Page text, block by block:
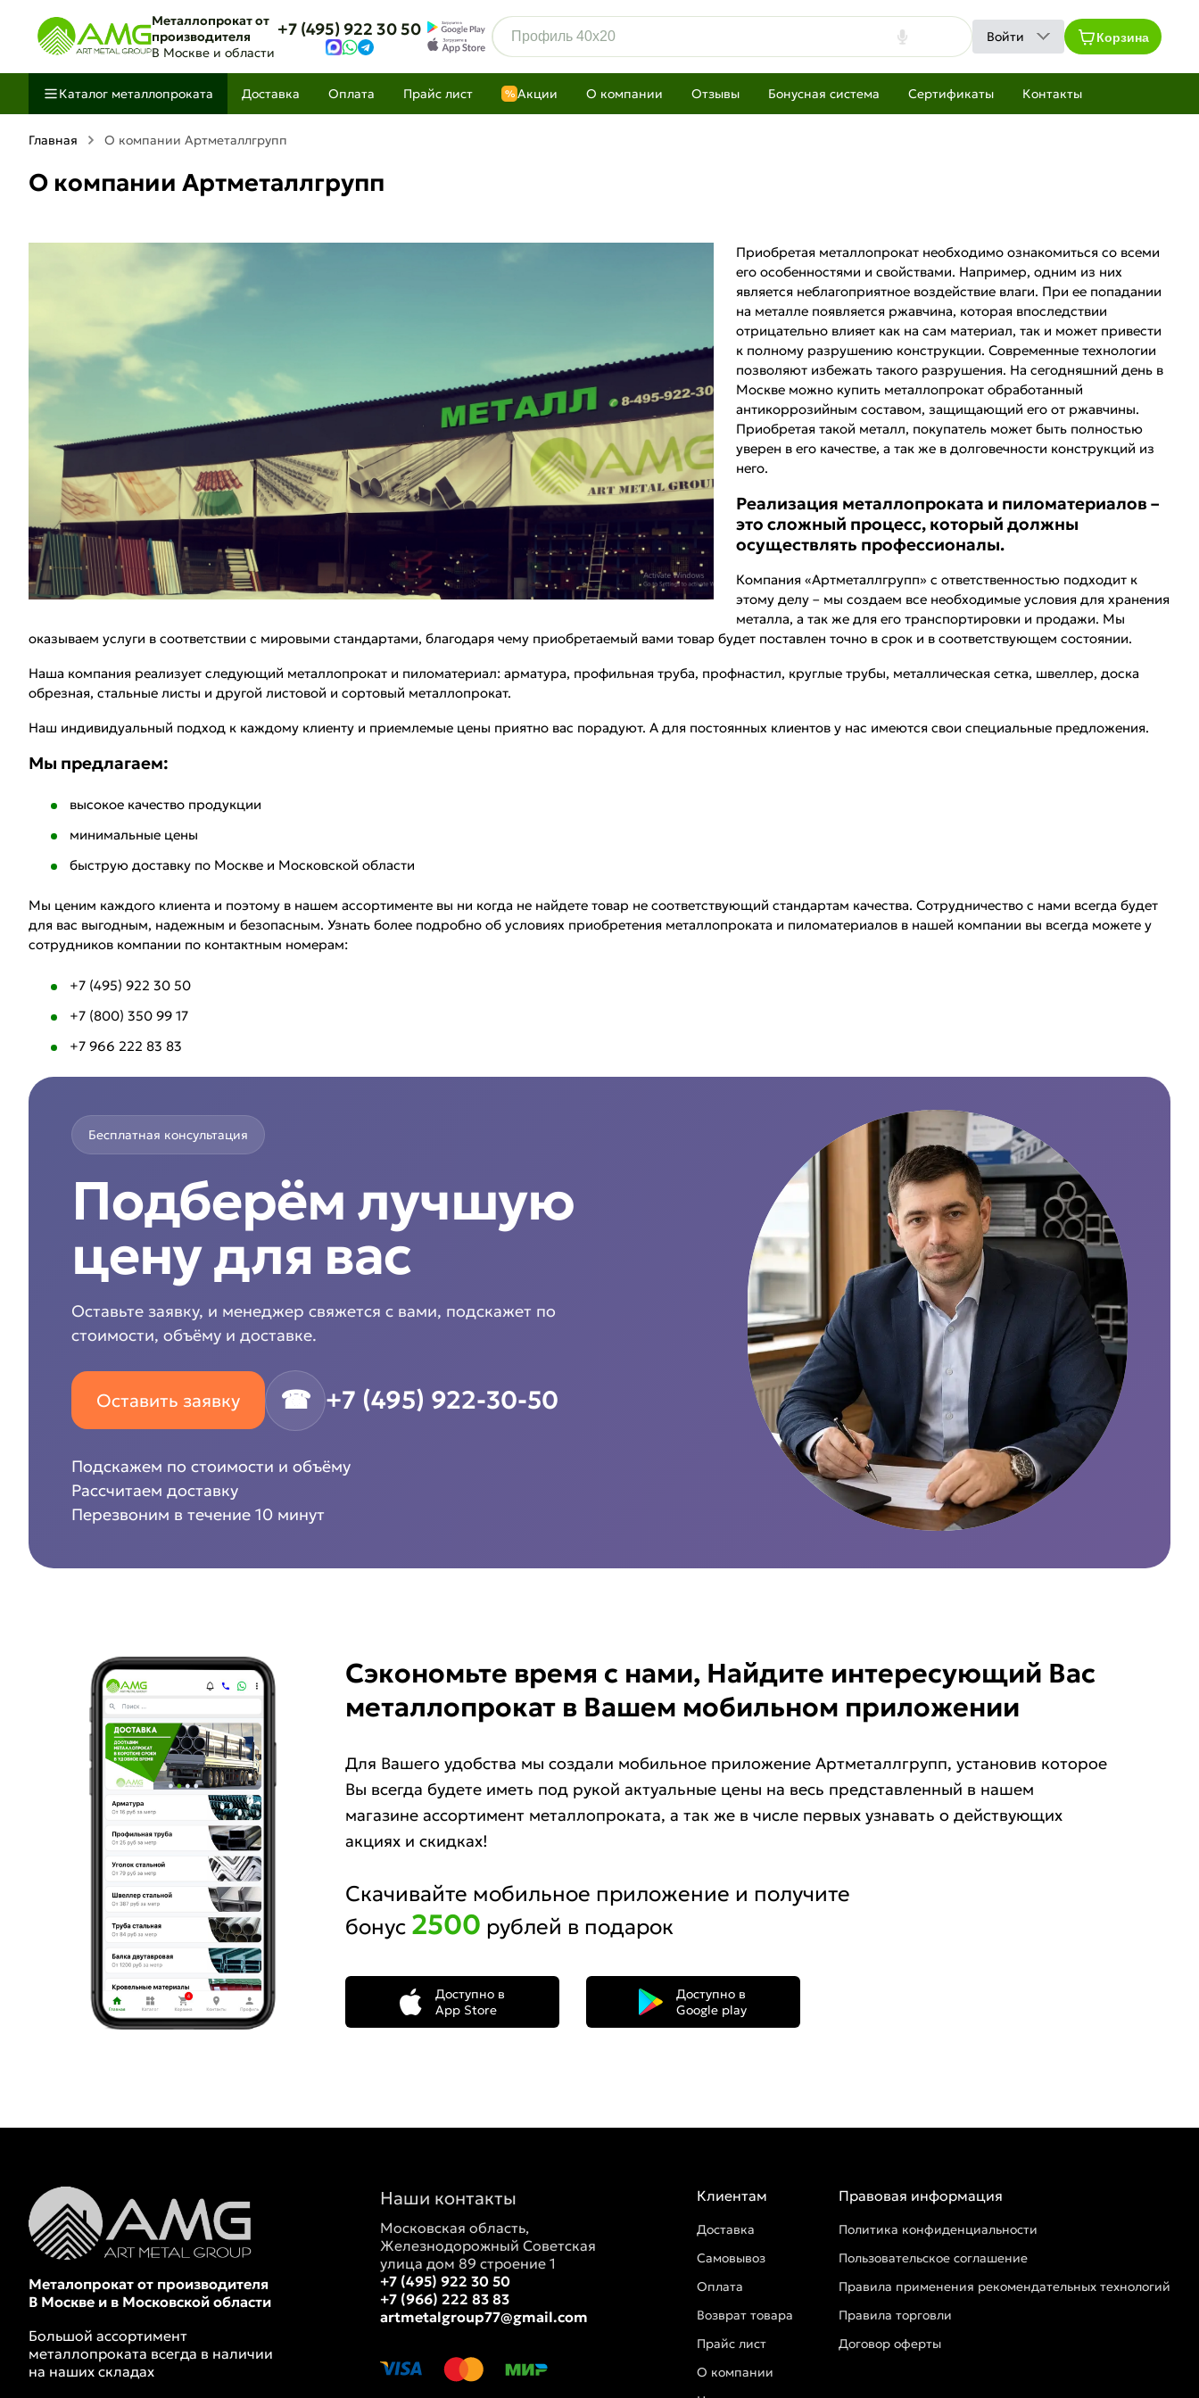
Металлопрокат от
производителя
В Москве и области
+7 (495) 922 30 50 Войти Корзина
Каталог металлопроката Доставка Оплата Прайс лист % Акции О компании Отзывы Бонусная система Сертификаты Контакты
Главная О компании Артметаллгрупп
О компании Артметаллгрупп
Приобретая металлопрокат необходимо ознакомиться со всеми
его особенностями и свойствами. Например, одним из них
является неблагоприятное воздействие влаги. При ее попадании
на металле появляется ржавчина, которая впоследствии
отрицательно влияет как на сам материал, так и может привести
к полному разрушению конструкции. Современные технологии
позволяют избежать такого разрушения. На сегодняшний день в
Москве можно купить металлопрокат обработанный
антикоррозийным составом, защищающий его от ржавчины.
Приобретая такой металл, покупатель может быть полностью
уверен в его качестве, а так же в долговечности конструкций из
него.
Реализация металлопроката и пиломатериалов –
это сложный процесс, который должны
осуществлять профессионалы.
Компания «Артметаллгрупп» с ответственностью подходит к
этому делу – мы создаем все необходимые условия для хранения
металла, а так же для его транспортировки и продажи. Мы
оказываем услуги в соответствии с мировыми стандартами, благодаря чему приобретаемый вами товар будет поставлен точно в срок и в соответствующем состоянии.
Наша компания реализует следующий металлопрокат и пиломатериал: арматура, профильная труба, профнастил, круглые трубы, металлическая сетка, швеллер, доска
обрезная, стальные листы и другой листовой и сортовый металлопрокат.
Наш индивидуальный подход к каждому клиенту и приемлемые цены приятно вас порадуют. А для постоянных клиентов у нас имеются свои специальные предложения.
Мы предлагаем:
высокое качество продукции
минимальные цены
быструю доставку по Москве и Московской области
Мы ценим каждого клиента и поэтому в нашем ассортименте вы ни когда не найдете товар не соответствующий стандартам качества. Сотрудничество с нами всегда будет
для вас выгодным, надежным и безопасным. Узнать более подробно об условиях приобретения металлопроката и пиломатериалов в нашей компании вы всегда можете у
сотрудников компании по контактным номерам:
+7 (495) 922 30 50
+7 (800) 350 99 17
+7 966 222 83 83
Бесплатная консультация
Подберём лучшую
цену для вас
Оставьте заявку, и менеджер свяжется с вами, подскажет по
стоимости, объёму и доставке.
Оставить заявку ☎ +7 (495) 922-30-50
Подскажем по стоимости и объёму
Рассчитаем доставку
Перезвоним в течение 10 минут
Сэкономьте время с нами, Найдите интересующий Ваc
металлопрокат в Вашем мобильном приложении
Для Вашего удобства мы создали мобильное приложение Артметаллгрупп, установив которое
Вы всегда будете иметь под рукой актуальные цены на весь представленный в нашем
магазине ассортимент металлопроката, а так же в числе первых узнавать о действующих
акциях и скидках!
Скачивайте мобильное приложение и получите
бонус 2500 рублей в подарок
Доступно в
App Store
Доступно в
Google play
Металопрокат от производителя
В Москве и в Московской области
Большой ассортимент
металлопроката всегда в наличии
на наших складах
Наши контакты
Московская область,
Железнодорожный Советская
улица дом 89 строение 1
+7 (495) 922 30 50
+7 (966) 222 83 83
artmetalgroup77@gmail.com
Клиентам
Доставка
Самовывоз
Оплата
Возврат товара
Прайс лист
О компании
Правовая информация
Политика конфиденциальности
Пользовательское соглашение
Правила применения рекомендательных технологий
Правила торговли
Договор оферты